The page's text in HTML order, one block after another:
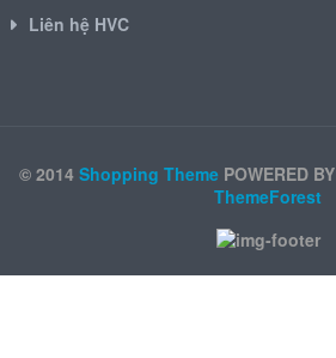
Liên hệ HVC
© 2014 Shopping Theme POWERED BY
ThemeForest